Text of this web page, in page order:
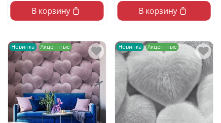
В корзину В корзину
Новинка Акцентные Новинка Акцентные